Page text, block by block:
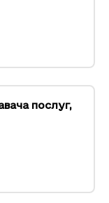
послуг,